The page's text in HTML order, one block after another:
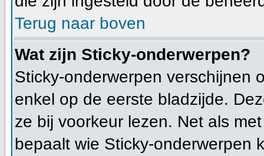
Terug naar boven
Wat zijn Sticky-onderwerpen?
Sticky-onderwerpen verschijnen
enkel op de eerste bladzijde.
ze bij voorkeur lezen. Net als
bepaalt wie Sticky-onderwerpen